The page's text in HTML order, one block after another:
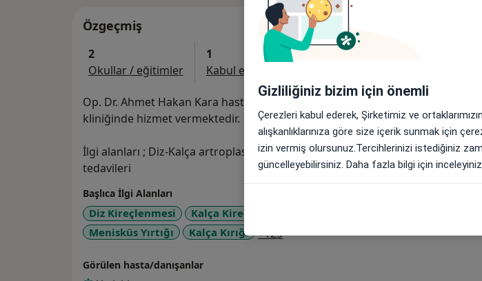
Özgeçmiş
2
Okullar / eğitimler
1
Kabul edilen sigortalar
Op. Dr. Ahmet Hakan Kara hastalarına ortopedi ve travmatoloji alanında kendi
kliniğinde hizmet vermektedir.
İlgi alanları ; Diz-Kalça artroplastisi, Spor Yaralanmaları, Kök hücre, PRGF,
tedavileri
Başlıca İlgi Alanları
Diz Kireçlenmesi Kalça Kireçlenmesi (Koksartroz)
Menisküs Yırtığı
Kalça Kırığı +125a11y_sr_more_diseases
Görülen hasta/danışanlar
Gizliliğiniz bizim için önemli
Çerezleri kabul ederek, Şirketimiz ve
alışkanlıklarınıza göre size içerik sunmak için
izin vermiş olursunuz.Tercihlerinizi istediğiniz
güncelleyebilirsiniz. Daha fazla bilgi için